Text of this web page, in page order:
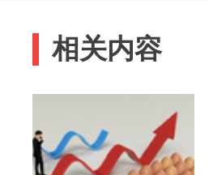
相关内容